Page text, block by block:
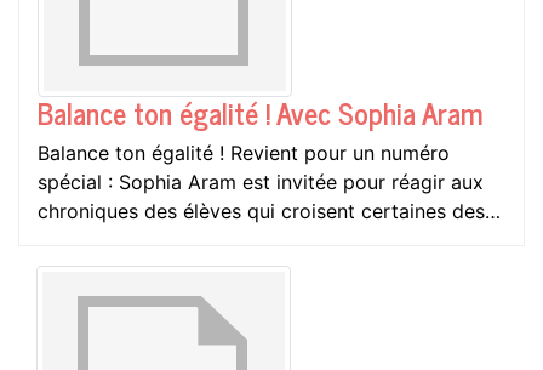
Balance ton égalité ! Avec Sophia Aram
Balance ton égalité ! Revient pour un numéro
spécial : Sophia Aram est invitée pour réagir aux
chroniques des élèves qui croisent certaines des…